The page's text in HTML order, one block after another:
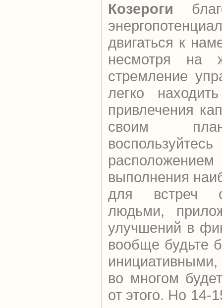
Козероги
двигаться к
несмотря на
стремление
легко
привлечения
своим
выполнения
для встреч
людьми,
улучшений в
вообще будьте
во многом
от этого. Но 14-